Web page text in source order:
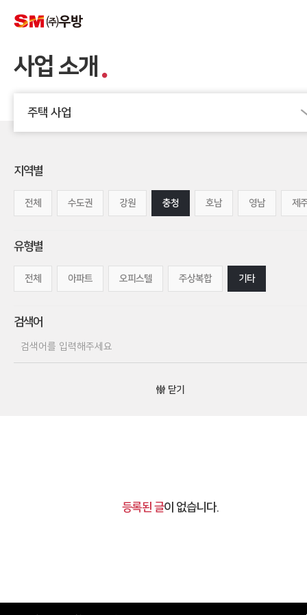
사업 소개
주택 사업
지역별
전체 수도권 강원 충청 호남 영남 제
유형별
전체 아파트 오피스텔 주상복합 기타
검색어
닫기
등록된 글이 없습니다.